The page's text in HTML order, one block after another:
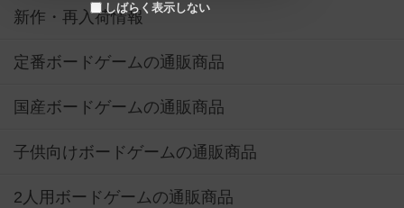
しばらく表示しない
新作・再入荷情報
定番ボードゲームの通販商品
国産ボードゲームの通販商品
子供向けボードゲームの通販商品
2人用ボードゲームの通販商品